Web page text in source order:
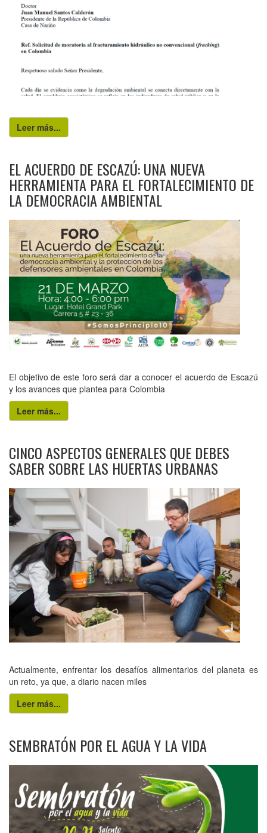
Leer más...
EL ACUERDO DE ESCAZÚ: UNA NUEVA
HERRAMIENTA PARA EL FORTALECIMIENTO DE
LA DEMOCRACIA AMBIENTAL
El objetivo de este foro será dar a conocer el acuerdo de Escazú
y los avances que plantea para Colombia
Leer más...
CINCO ASPECTOS GENERALES QUE DEBES
SABER SOBRE LAS HUERTAS URBANAS
Actualmente, enfrentar los desafíos alimentarios del planeta es
un reto, ya que, a diario nacen miles
Leer más...
SEMBRATÓN POR EL AGUA Y LA VIDA